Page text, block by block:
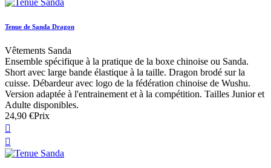
Tenue de Sanda Dragon
Vêtements Sanda
Ensemble spécifique à la pratique de la boxe chinoise ou Sanda.
Short avec large bande élastique à la taille. Dragon brodé sur la
cuisse. Débardeur avec logo de la fédération chinoise de Wushu.
Version adaptée à l'entrainement et à la compétition. Tailles Junior et
Adulte disponibles.
24,90 €Prix

